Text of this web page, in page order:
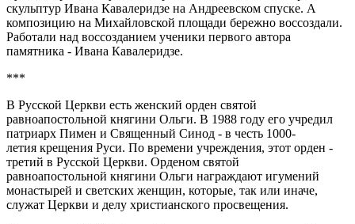
скульптур Ивана Кавалеридзе на Андреевском спуске. А
композицию на Михайловской площади бережно воссоздали.
Работали над воссозданием ученики первого автора
памятника - Ивана Кавалеридзе.
***
В Русской Церкви есть женский орден святой
равноапостольной княгини Ольги. В 1988 году его учредил
патриарх Пимен и Священный Синод - в честь 1000-
летия крещения Руси. По времени учреждения, этот орден -
третий в Русской Церкви. Орденом святой
равноапостольной княгини Ольги награждают игумений
монастырей и светских женщин, которые, так или иначе,
служат Церкви и делу христианского просвещения.